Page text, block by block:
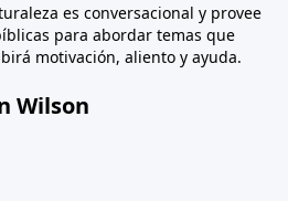
es conversacional y provee
para abordar temas que
motivación, aliento y ayuda.
Wilson